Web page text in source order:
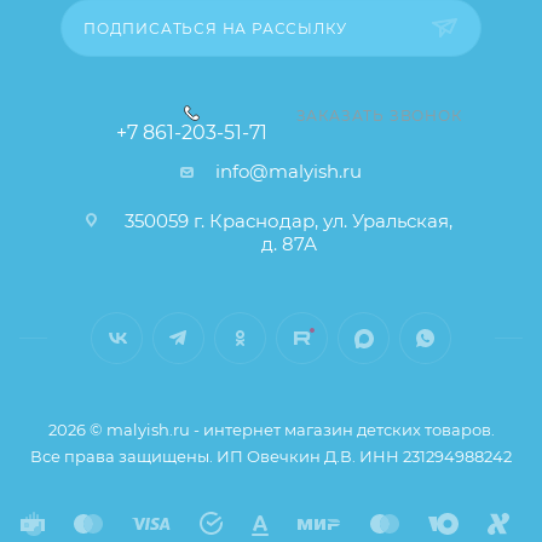
от описания и изображения, размещенного на
сайте (например, оттенки цветов, незначительные
влияющие на основные потребительские свойства
товара), при этом основные потребительские
свойства и иные существенные элементы товара и
ПОДПИСАТЬСЯ НА РАССЫЛКУ
+7 861-203-51-71
ЗАКАЗАТЬ ЗВОНОК
info@malyish.ru
350059 г. Краснодар, ул. Уральская,
д. 87А
2026 © malyish.ru - интернет магазин детских товаров.
Все права защищены. ИП Овечкин Д.В. ИНН 231294988242